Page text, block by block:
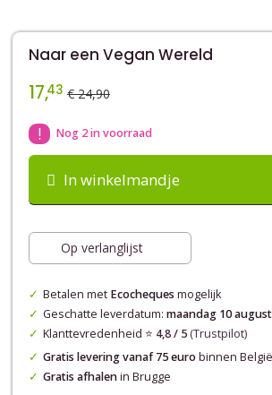
Naar een Vegan Wereld
17,43 € 24,90
! Nog 2 in voorraad
In winkelmandje
Op verlanglijst
Betalen met Ecocheques mogelijk
Geschatte leverdatum: maandag 10
Klanttevredenheid ⭐️ 4,8 / 5(Trustpilot)
Gratis levering vanaf 75 eurobinnen België
Gratis afhalenin Brugge